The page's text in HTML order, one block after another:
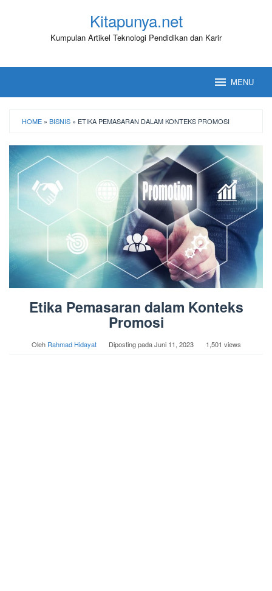
Kitapunya.net
Kumpulan Artikel Teknologi Pendidikan dan Karir
MENU
HOME » BISNIS » ETIKA PEMASARAN DALAM KONTEKS PROMOSI
Etika Pemasaran dalam Konteks
Promosi
Oleh Rahmad Hidayat Diposting padaJuni 11, 2023 1,501 views